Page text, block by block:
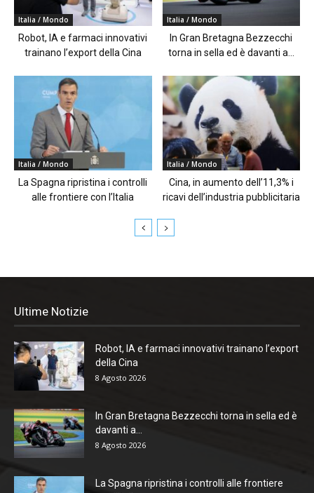
Italia / Mondo
Robot, IA e farmaci innovativi
trainano l’export della Cina
Italia / Mondo
In Gran Bretagna Bezzecchi
torna in sella ed è davanti a...
Italia / Mondo
La Spagna ripristina i controlli
alle frontiere con l’Italia
Italia / Mondo
Cina, in aumento dell’11,3% i
ricavi dell’industria pubblicitaria
Ultime Notizie
Robot, IA e farmaci innovativi trainano l’export
della Cina
8 Agosto 2026
In Gran Bretagna Bezzecchi torna in sella ed è
davanti a...
8 Agosto 2026
La Spagna ripristina i controlli alle frontiere